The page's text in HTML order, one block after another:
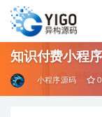
知识付费小程
小程序源码 0
全部